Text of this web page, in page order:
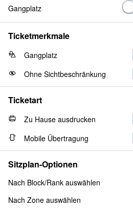
Gangplatz
Ticketmerkmale
Gangplatz
Ohne Sichtbeschränkung
Ticketart
Zu Hause ausdrucken
Mobile Übertragung
Sitzplan-Optionen
Nach Block/Rank auswählen
Nach Zone auswählen